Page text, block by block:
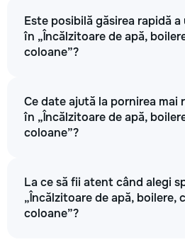
Este posibilă găsirea rapidă
în „Încălzitoare de apă,
coloane”?
Ce date ajută la pornirea mai
în „Încălzitoare de apă,
coloane”?
La ce să fii atent când alegi
„Încălzitoare de apă, boilere,
coloane”?